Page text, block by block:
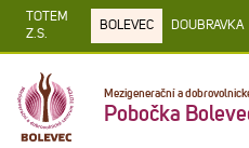
TOTEM
Z.S.
BOLEVEC DOUBRAVKA
Mezigenerační a
Pobočka